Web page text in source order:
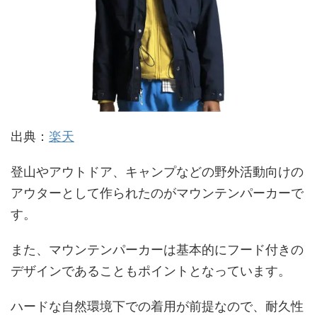
出典： 楽天
登山やアウトドア、キャンプなどの野外活動向けの
アウターとして作られたのがマウンテンパーカーで
す。
また、マウンテンパーカーは基本的にフード付きの
デザインであることもポイントとなっています。
ハードな自然環境下での着用が前提なので、耐久性